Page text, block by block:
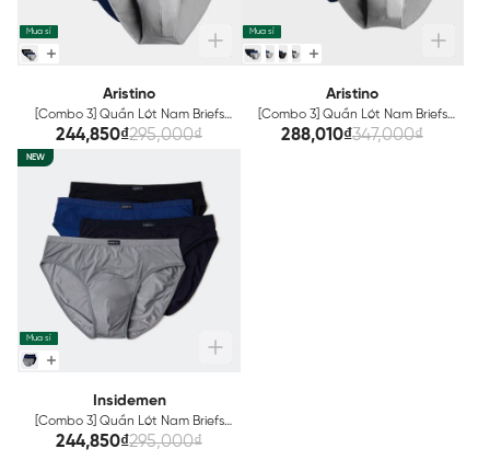
Mua sỉ
Aristino
[Combo 3] Quần Lót Nam Briefs
Bamboo Aristino ABF011EXP03
244,850₫295,000₫
Mua sỉ
Aristino
[Combo 3] Quần Lót Nam Briefs
Cotton Organic Aristino
ABF001EXP03
288,010₫347,000₫
NEW
Mua sỉ
Insidemen
[Combo 3] Quần Lót Nam Briefs
Insidemen IBF002EXP03
244,850₫295,000₫